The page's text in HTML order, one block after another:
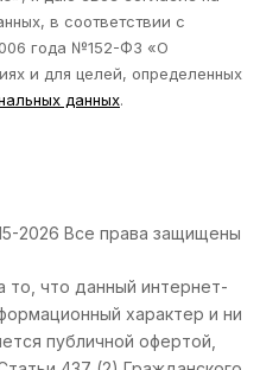
в соответствии с
года №152-ФЗ «О
и для целей, определенных
данных.
2026 Все права защищены
что данный интернет-
характер и ни
публичной офертой,